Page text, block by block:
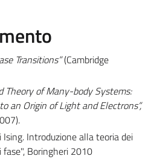
Transitions”(Cambridge
Theory of Many-body Systems:
an Origin of Light and Electrons”,
Ising. Introduzione alla teoria dei
Boringheri 2010